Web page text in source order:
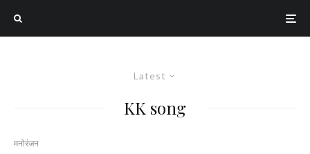
Latest
KK song
मनोरंजन